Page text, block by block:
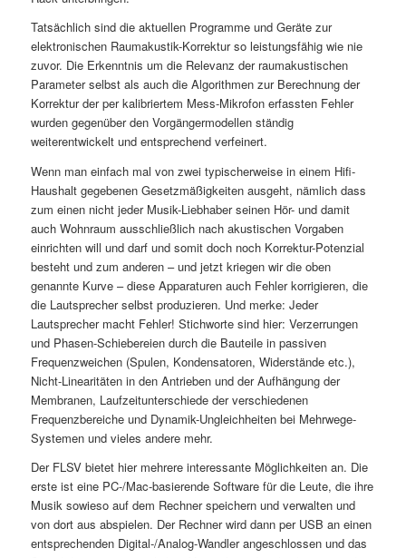
Tatsächlich sind die aktuellen Programme und Geräte zur
elektronischen Raumakustik-Korrektur so leistungsfähig wie nie
zuvor. Die Erkenntnis um die Relevanz der raumakustischen
Parameter selbst als auch die Algorithmen zur Berechnung der
Korrektur der per kalibriertem Mess-Mikrofon erfassten Fehler
wurden gegenüber den Vorgängermodellen ständig
weiterentwickelt und entsprechend verfeinert.
Wenn man einfach mal von zwei typischerweise in einem Hifi-
Haushalt gegebenen Gesetzmäßigkeiten ausgeht, nämlich dass
zum einen nicht jeder Musik-Liebhaber seinen Hör- und damit
auch Wohnraum ausschließlich nach akustischen Vorgaben
einrichten will und darf und somit doch noch Korrektur-Potenzial
besteht und zum anderen – und jetzt kriegen wir die oben
genannte Kurve – diese Apparaturen auch Fehler korrigieren, die
die Lautsprecher selbst produzieren. Und merke: Jeder
Lautsprecher macht Fehler! Stichworte sind hier: Verzerrungen
und Phasen-Schiebereien durch die Bauteile in passiven
Frequenzweichen (Spulen, Kondensatoren, Widerstände etc.),
Nicht-Linearitäten in den Antrieben und der Aufhängung der
Membranen, Laufzeitunterschiede der verschiedenen
Frequenzbereiche und Dynamik-Ungleichheiten bei Mehrwege-
Systemen und vieles andere mehr.
Der FLSV bietet hier mehrere interessante Möglichkeiten an. Die
erste ist eine PC-/Mac-basierende Software für die Leute, die ihre
Musik sowieso auf dem Rechner speichern und verwalten und
von dort aus abspielen. Der Rechner wird dann per USB an einen
entsprechenden Digital-/Analog-Wandler angeschlossen und das